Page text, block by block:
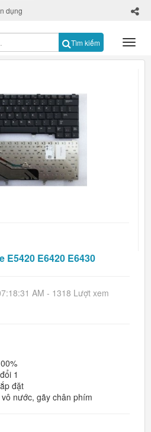
Tìm kiếm
×
dụng
E5420 E6420 E6430
AM - 1318 Lượt xem
1
đặt
nước, gãy chân phím